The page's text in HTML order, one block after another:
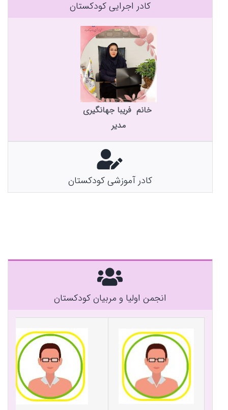
کادر اجرایی کودکستان
خانم فریبا جهانگیری
مدیر
کادر آموزشی کودکستان
انجمن اولیا و مربیان کودکستان